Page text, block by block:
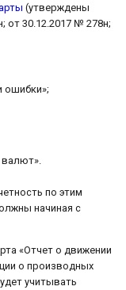
(утверждены
от 30.12.2017 № 278н;
ошибки»;
по этим
начиная с
«Отчет о движении
о производных
учитывать